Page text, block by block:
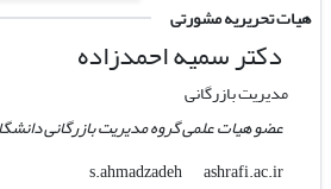
هیات تحریریه مشورتی
دکتر سمیه احمدزاده
مدیریت بازرگانی
عضو هیات علمی گروه مدیریت بازرگانی
s.ahmadzadeh
ashrafi.ac.ir